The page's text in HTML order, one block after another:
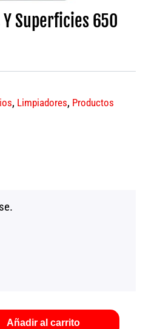
Superficies 650
, Limpiadores, Productos
Añadir al carrito